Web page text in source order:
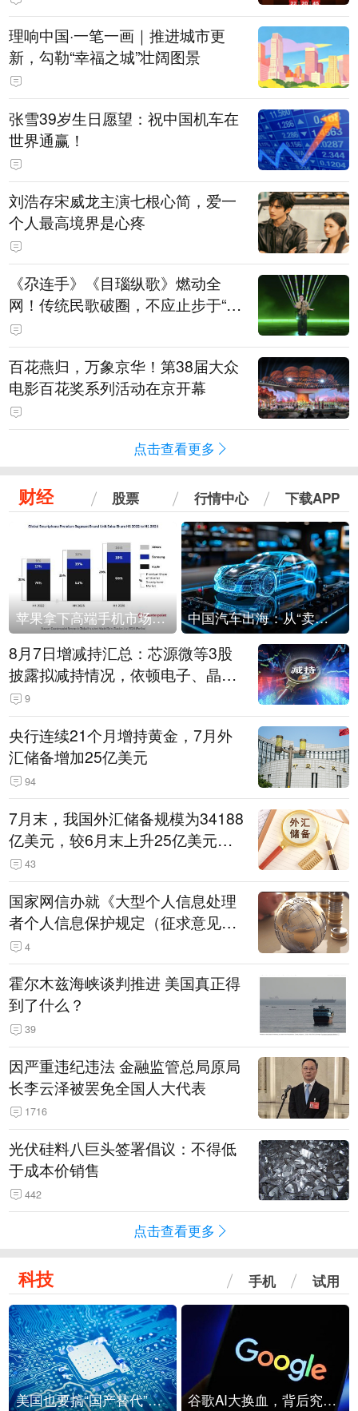
理响中国·一笔一画｜推进城市更
新，勾勒“幸福之城”壮阔图景
张雪39岁生日愿望：祝中国机车在
世界通赢！
刘浩存宋威龙主演七根心简，爱一
个人最高境界是心疼
《尕连手》《目瑙纵歌》燃动全
网！传统民歌破圈，不应止步于“上
头”
百花燕归，万象京华！第38届大众
电影百花奖系列活动在京开幕
点击查看更多
财经 股票 行情中心 下载APP
苹果拿下高端手机市场65%的份额：iPhone 17系列功不可没 中国汽车出海：从“卖出去”到“走进去”
8月7日增减持汇总：芯源微等3股
披露拟减持情况，依顿电子、晶华
微拟增持（表）
9
央行连续21个月增持黄金，7月外
汇储备增加25亿美元
94
7月末，我国外汇储备规模为34188
亿美元，较6月末上升25亿美元，
升幅为0.07%
43
国家网信办就《大型个人信息处理
者个人信息保护规定（征求意见
稿）》公开征求意见
4
霍尔木兹海峡谈判推进 美国真正得
到了什么？
39
因严重违纪违法 金融监管总局原局
长李云泽被罢免全国人大代表
1716
光伏硅料八巨头签署倡议：不得低
于成本价销售
442
点击查看更多
科技 手机 试用
美国也要搞“国产替代”？先算清三笔账 谷歌AI大换血，背后究竟发生了什么？